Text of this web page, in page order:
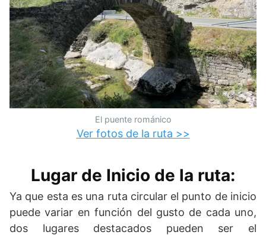
El puente románico
Ver fotos de la ruta >>
Lugar de Inicio de la ruta:
Ya que esta es una ruta circular el punto de inicio
puede variar en función del gusto de cada uno,
dos lugares destacados pueden ser el